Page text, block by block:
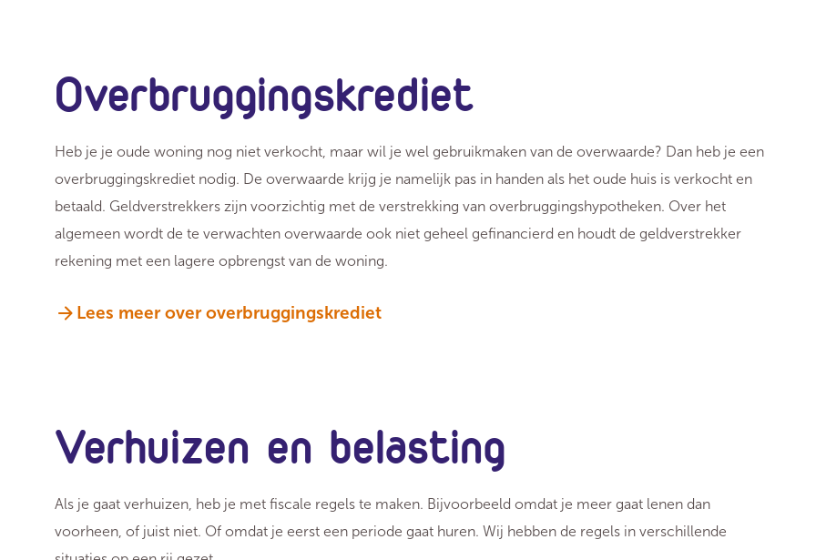
Overbruggingskrediet
Heb je je oude woning nog niet verkocht, maar wil je wel gebruikmaken van de overwaarde? Dan heb je een
overbruggingskrediet nodig. De overwaarde krijg je namelijk pas in handen als het oude huis is verkocht en
betaald. Geldverstrekkers zijn voorzichtig met de verstrekking van overbruggingshypotheken. Over het
algemeen wordt de te verwachten overwaarde ook niet geheel gefinancierd en houdt de geldverstrekker
rekening met een lagere opbrengst van de woning.
Lees meer over overbruggingskrediet
Verhuizen en belasting
Als je gaat verhuizen, heb je met fiscale regels te maken. Bijvoorbeeld omdat je meer gaat lenen dan
voorheen, of juist niet. Of omdat je eerst een periode gaat huren. Wij hebben de regels in verschillende